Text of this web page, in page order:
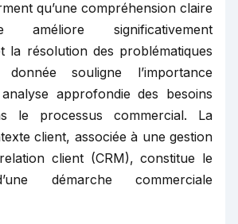
qu’une compréhension claire
améliore significativement
la résolution des problématiques
souligne l’importance
approfondie des besoins
le processus commercial. La
client, associée à une gestion
client (CRM), constitue le
démarche commerciale